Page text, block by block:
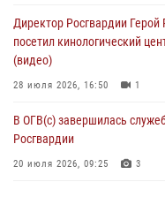
06 августа 2026, 11:20 1
Директор Росгвардии
посетил кинологический
(видео)
28 июля 2026, 16:50 1
В ОГВ(с) завершилась
Росгвардии
20 июля 2026, 09:25 3